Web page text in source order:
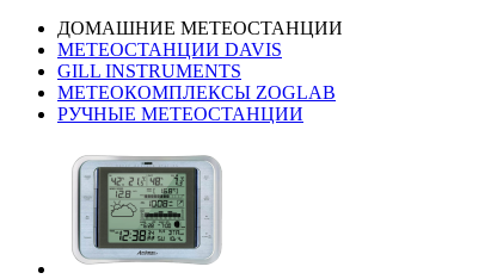
ДОМАШНИЕ МЕТЕОСТАНЦИИ
МЕТЕОСТАНЦИИ DAVIS
GILL INSTRUMENTS
МЕТЕОКОМПЛЕКСЫ ZOGLAB
РУЧНЫЕ МЕТЕОСТАНЦИИ